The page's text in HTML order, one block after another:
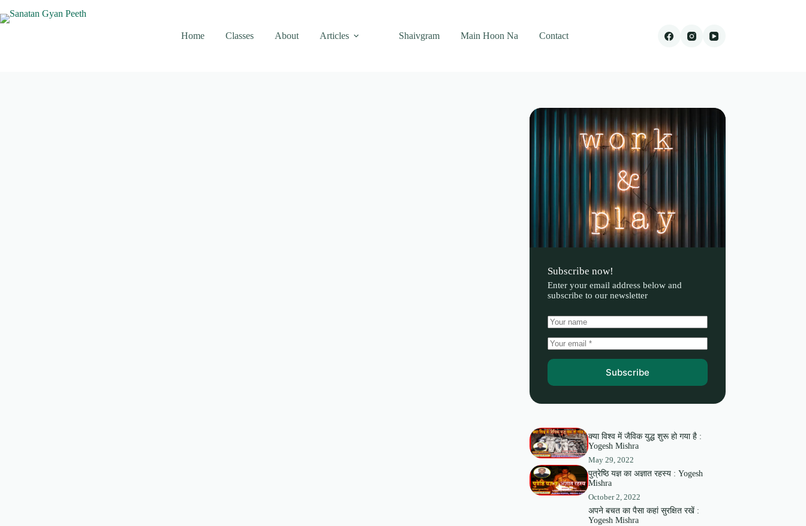
to
content
Home
Classes About Articles Shaivgram Main Hoon Na Contact
Subscribe now!
Enter your email address below and
subscribe to our newsletter
Subscribe
क्या विश्व में जैविक युद्ध शुरू हो गया है :
Yogesh Mishra
May 29, 2022
पुत्रेष्ठि यज्ञ का अज्ञात रहस्य : Yogesh
Mishra
October 2, 2022
अपने बचत का पैसा कहां सुरक्षित रखें :
Yogesh Mishra